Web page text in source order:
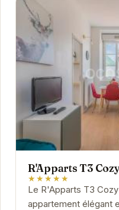
R'Apparts T3
★★★★★
Le R'Apparts T3
appartement élégant